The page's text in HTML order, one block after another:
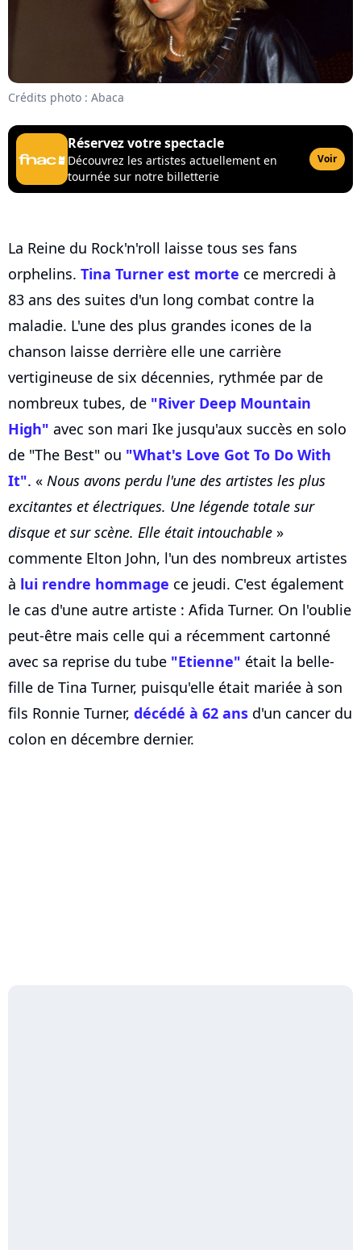
Crédits photo : Abaca
Réservez votre spectacle
Découvrez les artistes actuellement en
tournée sur notre billetterie
Voir
La Reine du Rock'n'roll laisse tous ses fans
orphelins. Tina Turner est morte ce mercredi à
83 ans des suites d'un long combat contre la
maladie. L'une des plus grandes icones de la
chanson laisse derrière elle une carrière
vertigineuse de six décennies, rythmée par de
nombreux tubes, de "River Deep Mountain
High" avec son mari Ike jusqu'aux succès en solo
de "The Best" ou "What's Love Got To Do With
It". « Nous avons perdu l'une des artistes les plus
excitantes et électriques. Une légende totale sur
disque et sur scène. Elle était intouchable »
commente Elton John, l'un des nombreux artistes
à lui rendre hommage ce jeudi. C'est également
le cas d'une autre artiste : Afida Turner. On l'oublie
peut-être mais celle qui a récemment cartonné
avec sa reprise du tube "Etienne" était la belle-
fille de Tina Turner, puisqu'elle était mariée à son
fils Ronnie Turner, décédé à 62 ans d'un cancer du
colon en décembre dernier.